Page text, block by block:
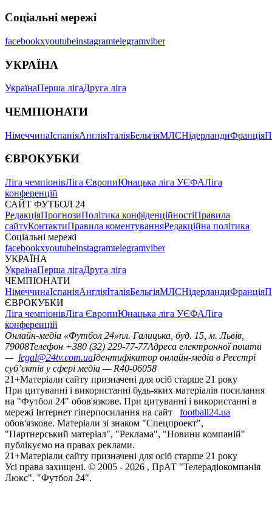
Соціальні мережі
facebookxyoutubeinstagramtelegramviber
УКРАЇНА
УкраїнаПерша лігаДруга ліга
ЧЕМПІОНАТИ
НімеччинаІспаніяАнгліяІталіяБельгіяМЛСНідерландиФранція
ЄВРОКУБКИ
Ліга чемпіонівЛіга ЄвропиЮнацька ліга УЄФАЛіга
конференцій
САЙТ ФУТБОЛ 24
РедакціяПрогнозиПолітика конфіденційностіПравила
сайтуКонтактиПравила коментуванняРедакційна політика
Соціальні мережі
facebookxyoutubeinstagramtelegramviber
УКРАЇНА
УкраїнаПерша лігаДруга ліга
ЧЕМПІОНАТИ
НімеччинаІспаніяАнгліяІталіяБельгіяМЛСНідерландиФранція
ЄВРОКУБКИ
Ліга чемпіонівЛіга ЄвропиЮнацька ліга УЄФАЛіга
конференцій
Онлайн-медіа «Футбол 24»пл. Галицька, буд. 15, м. Львів,
79008Телефон +380 (32) 229-77-77Адреса електронної пошти
— legal@24tv.com.uaІдентифікатор онлайн-медіа в Реєстрі
суб’єктів у сфері медіа — R40-06058
21+Матеріали сайту призначені для осіб старше 21 року
При цитуванні і використанні будь-яких матеріалів посилання
на "Футбол 24" обов'язкове. При цитуванні і використанні в
мережі Інтернет гіперпосилання на сайт
football24.ua
обов'язкове. Матеріали зі знаком "Спецпроект",
"Партнерський матеріал", "Реклама", "Новини компаній"
публікуємо на правах реклами.
21+Матеріали сайту призначені для осіб старше 21 року
Усi права захищенi. © 2005 - 2026 , ПрАТ "Телерадіокомпанія
Люкс". "Футбол 24".